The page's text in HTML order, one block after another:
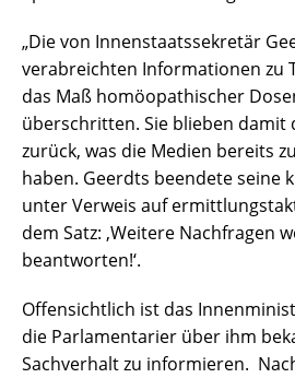
„Die von Innenstaatssekretär
verabreichten Informationen zu
das Maß homöopathischer
überschritten. Sie blieben
zurück, was die Medien bereits
haben. Geerdts beendete seine
unter Verweis auf
dem Satz: ‚Weitere Nachfragen
beantworten!‘.
Offensichtlich ist das
die Parlamentarier über ihm
Sachverhalt zu informieren.